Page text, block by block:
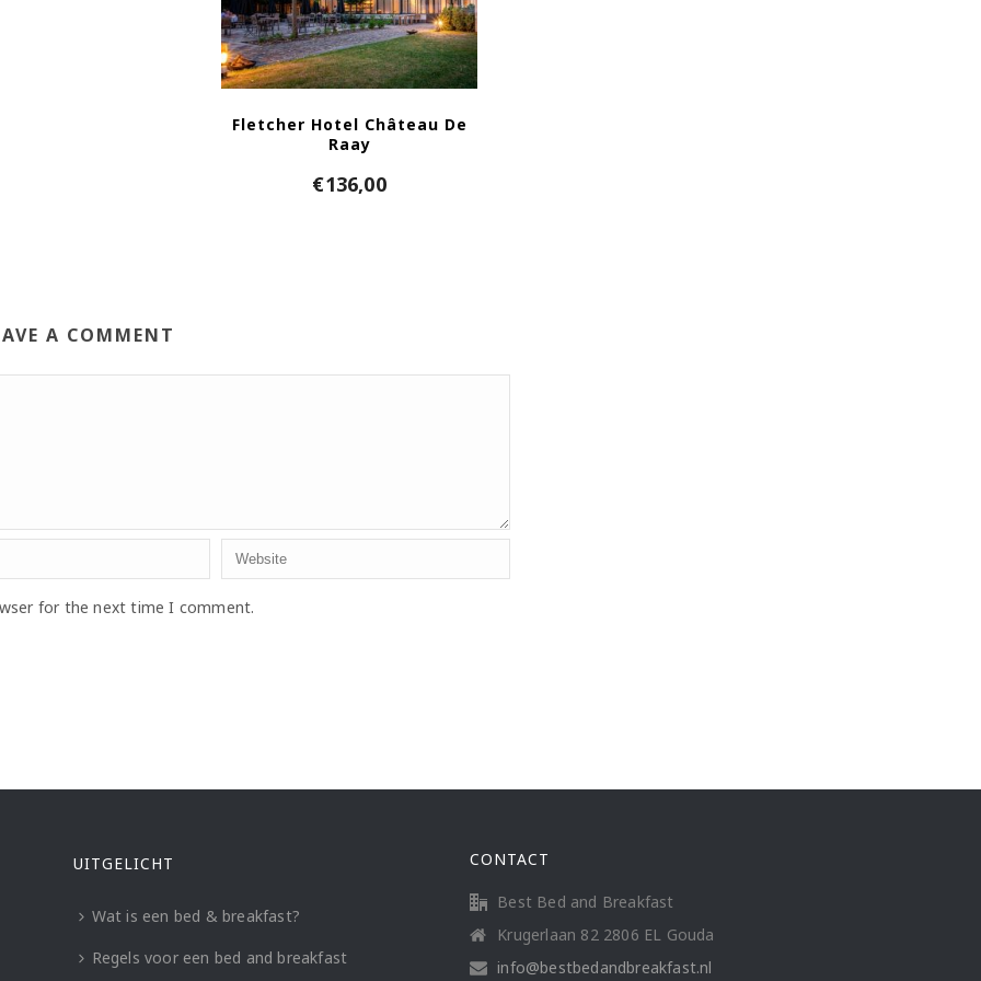
Fletcher Hotel Château De
Raay
€136,00
A COMMENT
for the next time I comment.
UITGELICHT
Wat is een bed & breakfast?
Regels voor een bed and breakfast
CONTACT
Best Bed and Breakfast
Krugerlaan 82 2806 EL Gouda
info@bestbedandbreakfast.nl